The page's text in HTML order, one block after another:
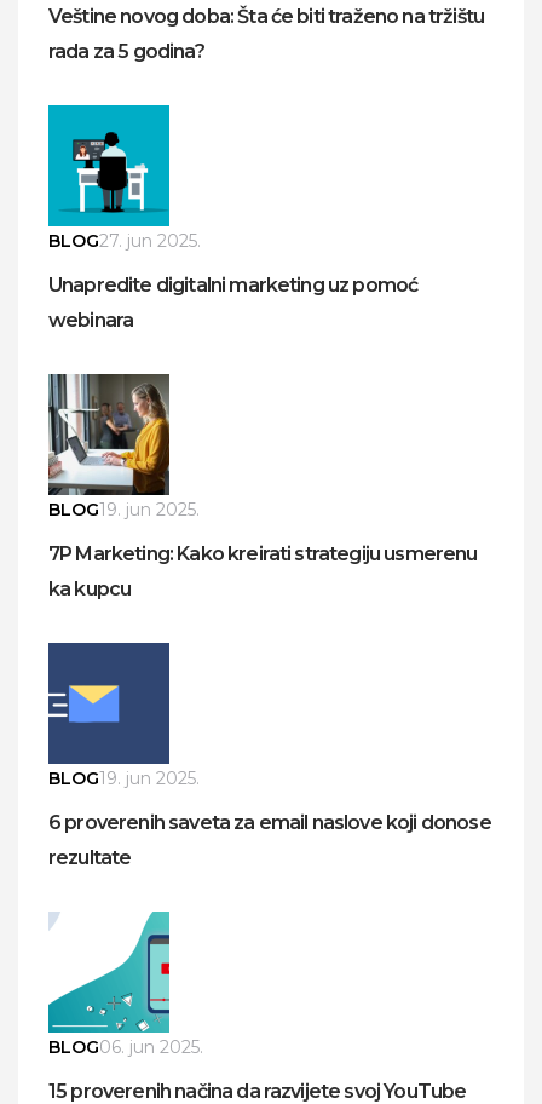
Veštine novog doba: Šta će biti traženo na tržištu
rada za 5 godina?
BLOG27. jun 2025.
Unapredite digitalni marketing uz pomoć
webinara
BLOG19. jun 2025.
7P Marketing: Kako kreirati strategiju usmerenu
ka kupcu
BLOG19. jun 2025.
6 proverenih saveta za email naslove koji donose
rezultate
BLOG06. jun 2025.
15 proverenih načina da razvijete svoj YouTube